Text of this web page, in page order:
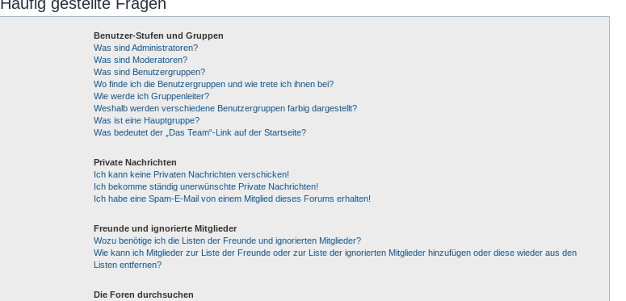
Benutzer-Stufen und Gruppen
Was sind Administratoren?
Was sind Moderatoren?
Was sind Benutzergruppen?
Wo finde ich die Benutzergruppen und wie trete ich ihnen bei?
Wie werde ich Gruppenleiter?
Weshalb werden verschiedene Benutzergruppen farbig dargestellt?
Was ist eine Hauptgruppe?
Was bedeutet der „Das Team“-Link auf der Startseite?
Private Nachrichten
Ich kann keine Privaten Nachrichten verschicken!
Ich bekomme ständig unerwünschte Private Nachrichten!
Ich habe eine Spam-E-Mail von einem Mitglied dieses Forums erhalten!
Freunde und ignorierte Mitglieder
Wozu benötige ich die Listen der Freunde und ignorierten Mitglieder?
Wie kann ich Mitglieder zur Liste der Freunde oder zur Liste der ignorierten Mitglieder hinzufügen oder diese wieder aus den
Listen entfernen?
Die Foren durchsuchen